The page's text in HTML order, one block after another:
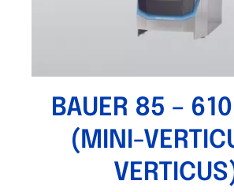
BAUER 85 –
(MINI-